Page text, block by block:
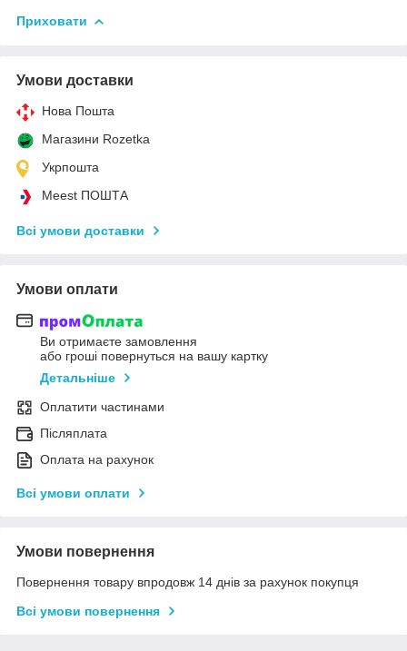
Приховати
Умови доставки
Нова Пошта
Магазини Rozetka
Укрпошта
Meest ПОШТА
Всі умови доставки
Умови оплати
Ви отримаєте замовлення
або гроші повернуться на вашу картку
Детальніше
Оплатити частинами
Післяплата
Оплата на рахунок
Всі умови оплати
Умови повернення
Повернення товару впродовж 14 днів за рахунок покупця
Всі умови повернення